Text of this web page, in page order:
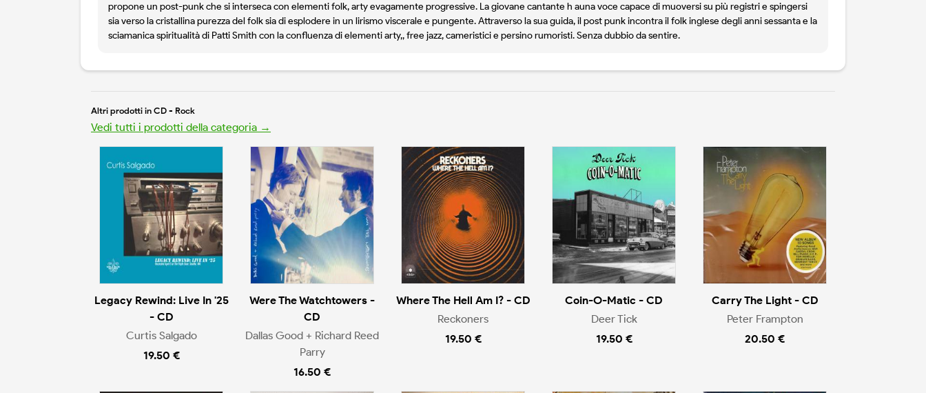
propone un post-punk che si interseca con elementi folk, arty evagamente progressive. La giovane cantante h auna voce capace di muoversi su più registri e spingersi
sia verso la cristallina purezza del folk sia di esplodere in un lirismo viscerale e pungente. Attraverso la sua guida, il post punk incontra il folk inglese degli anni sessanta e la
sciamanica spiritualità di Patti Smith con la confluenza di elementi arty,, free jazz, cameristici e persino rumoristi. Senza dubbio da sentire.
Altri prodotti in CD - Rock
Vedi tutti i prodotti della categoria →
Legacy Rewind: Live In '25
- CD
Curtis Salgado
19.50 €
Were The Watchtowers -
CD
Dallas Good + Richard Reed
Parry
16.50 €
Where The Hell Am I? - CD
Reckoners
19.50 €
Coin-O-Matic - CD
Deer Tick
19.50 €
Carry The Light - CD
Peter Frampton
20.50 €